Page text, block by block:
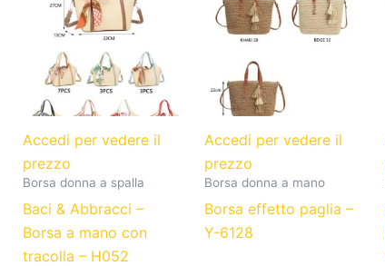
Accedi per vedere il
prezzo
Borsa donna a spalla
Baci & Abbracci –
Borsa a mano con
tracolla – H052
Accedi per vedere il
prezzo
Borsa donna a mano
Borsa effetto paglia –
Y-6128